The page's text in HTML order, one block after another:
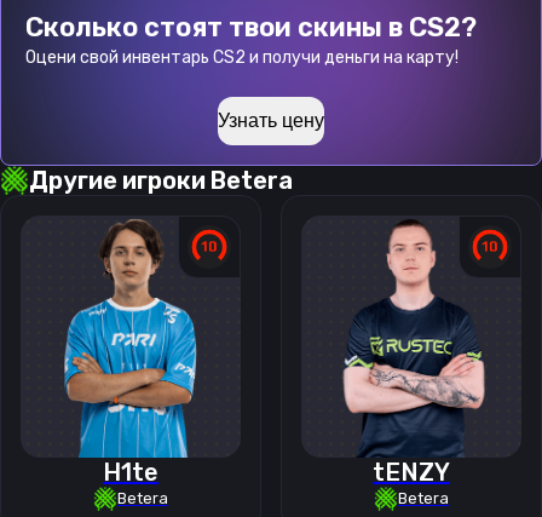
Сколько стоят твои скины в CS2?
Оцени свой инвентарь CS2 и получи деньги на карту!
Узнать цену
Другие игроки Betera
H1te
Betera
tENZY
Betera